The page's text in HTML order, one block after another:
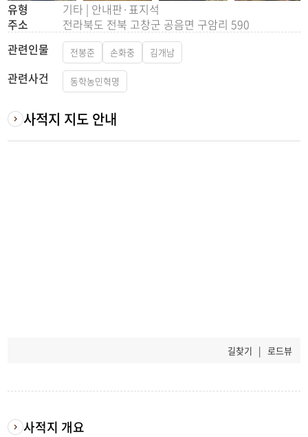
유형
기타 | 안내판·표지석
주소
전라북도 전북 고창군 공음면 구암리 590
관련인물
전봉준 손화중 김개남
관련사건 동학농민혁명
사적지 지도 안내
길찾기 | 로드뷰
사적지 개요